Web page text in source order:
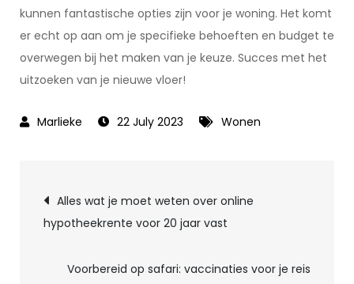
kunnen fantastische opties zijn voor je woning. Het komt
er echt op aan om je specifieke behoeften en budget te
overwegen bij het maken van je keuze. Succes met het
uitzoeken van je nieuwe vloer!
22 July 2023 Wonen
Post
navigation
Alles wat je moet weten over online
hypotheekrente voor 20 jaar vast
Voorbereid op safari: vaccinaties voor je reis